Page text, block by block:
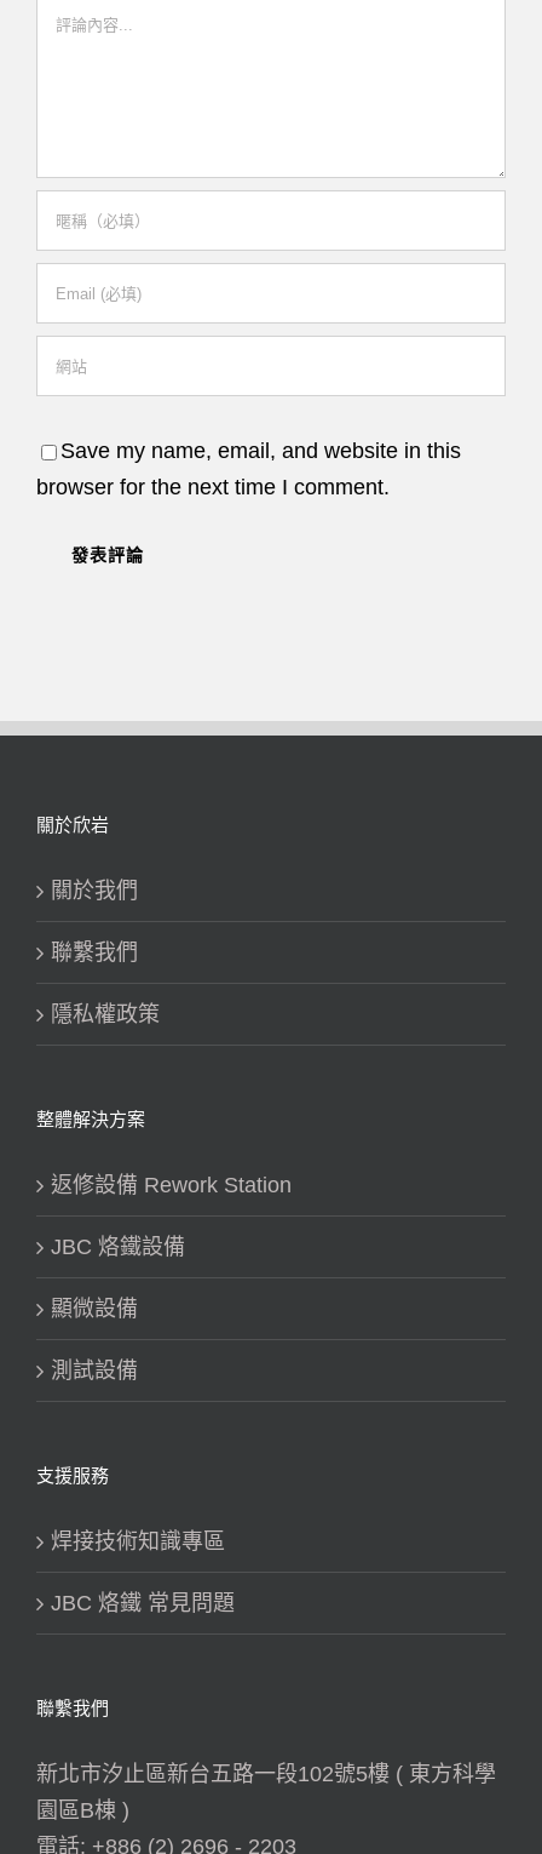
Comment
Save my name, email, and website in this
browser for the next time I comment.
關於欣岩
關於我們
聯繫我們
隱私權政策
整體解決方案
返修設備 Rework Station
JBC 烙鐵設備
顯微設備
測試設備
支援服務
焊接技術知識專區
JBC 烙鐵 常見問題
聯繫我們
新北市汐止區新台五路一段102號5樓 ( 東方科學
園區B棟 )
電話: +886 (2) 2696 - 2203